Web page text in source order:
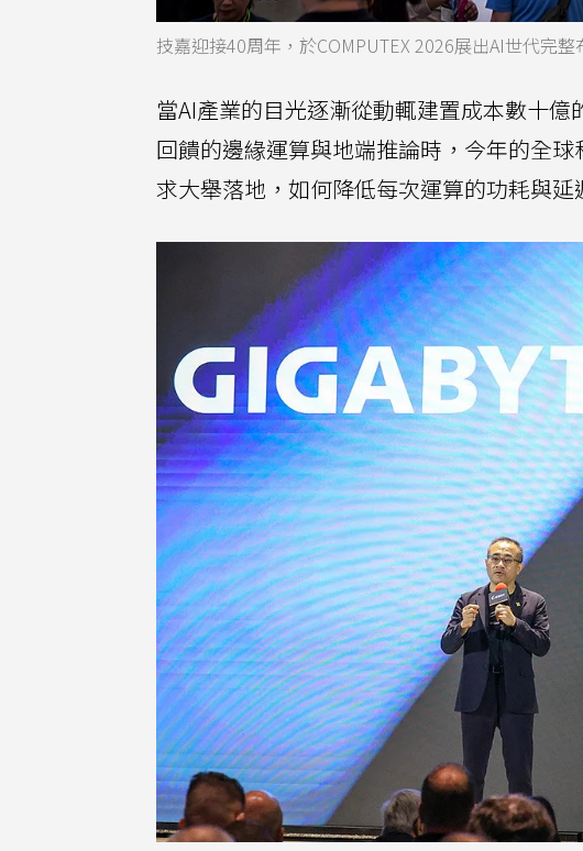
技嘉迎接40周年，於COMPUTEX 2026展出AI世代完
當AI產業的目光逐漸從動輒建置成本數十
回饋的邊緣運算與地端推論時，今年的全
求大舉落地，如何降低每次運算的功耗與